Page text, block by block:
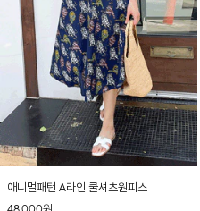
애니멀패턴 A라인 쿨셔츠원피스